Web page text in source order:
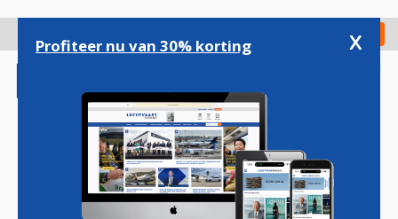
gaan
Check in
Magazine Podcasts Vacatures
Profiteer nu van 30% korting x